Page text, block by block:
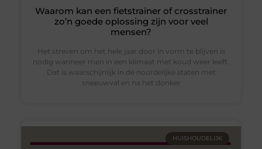
Waarom kan een fietstrainer of crosstrainer
zo’n goede oplossing zijn voor veel
mensen?
Het streven om het hele jaar door in vorm te blijven is
nodig wanneer men in een klimaat met koud weer leeft.
Dat is waarschijnlijk in de noordelijke staten met
sneeuwval en na het donker
HUISHOUDELIJK